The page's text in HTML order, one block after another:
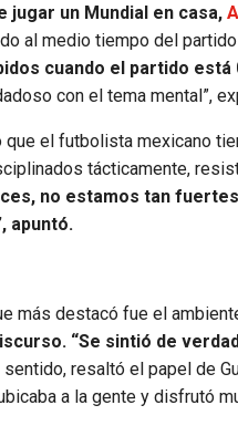
jugar un Mundial en casa,
al medio tiempo del
cuando el partido está
con el tema mental”,
que el futbolista mexicano
tácticamente,
no estamos tan
apuntó.
más destacó fue el
“Se sintió de
sentido, resaltó el papel de
a la gente y disfrutó